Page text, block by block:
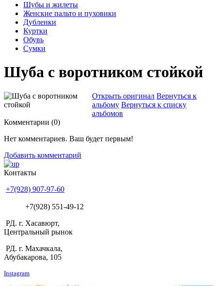
Шубы и жилеты
Женские пальто и пуховики
Дубленки
Куртки
Обувь
Сумки
Шуба с воротником стойкой
Открыть оригинал Вернуться к
альбому Вернуться к списку
альбомов
Комментарии (0)
Нет комментариев. Ваш будет первым!
Добавить комментарий
Контакты
+7(928) 907-97-60
+7(928) 551-49-12
РД. г. Хасавюрт,
Центральный рынок
РД. г. Махачкала,
Абубакарова, 105
Instagram